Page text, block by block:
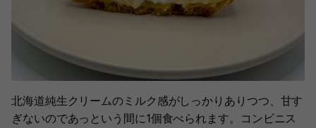
北海道純生クリームのミルク感がしっかりありつつ、甘す
ぎないのであっという間に1個食べられます。コンビニス